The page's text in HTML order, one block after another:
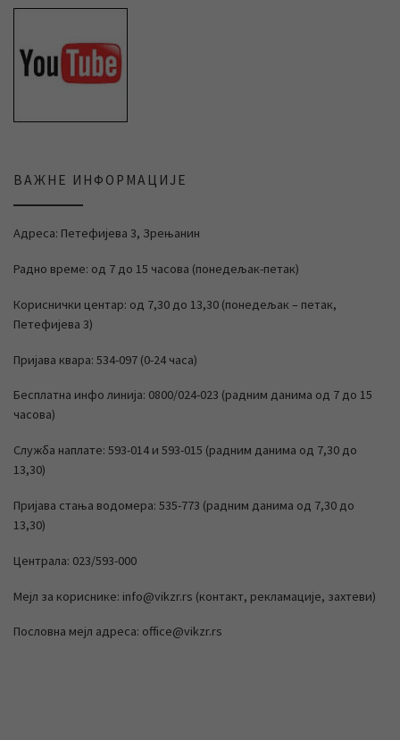
ВАЖНЕ ИНФОРМАЦИЈЕ
Адреса: Петефијева 3, Зрењанин
Радно време: од 7 до 15 часова (понедељак-петак)
Кориснички центар: од 7,30 до 13,30 (понедељак – петак,
Петефијева 3)
Пријава квара: 534-097 (0-24 часа)
Бесплатна инфо линија: 0800/024-023 (радним данима од 7 до 15
часова)
Служба наплате: 593-014 и 593-015 (радним данима од 7,30 до
13,30)
Пријава стања водомера: 535-773 (радним данима од 7,30 до
13,30)
Централа: 023/593-000
Мејл за кориснике: info@vikzr.rs (контакт, рекламације, захтеви)
Пословна мејл адреса: office@vikzr.rs